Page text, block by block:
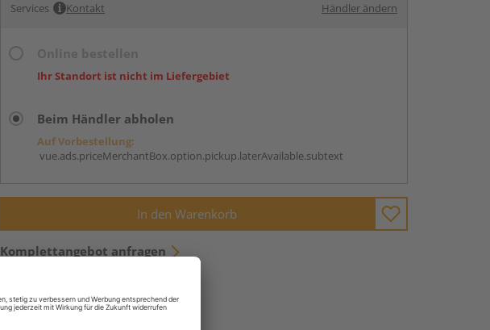
Services Kontakt Händler ändern
Ihr Standort ist nicht im Liefergebiet
Beim Händler abholen
Auf Vorbestellung:
vue.ads.priceMerchantBox.option.pickup.laterAvailable.subtext
In den Warenkorb
Komplettangebot anfragen